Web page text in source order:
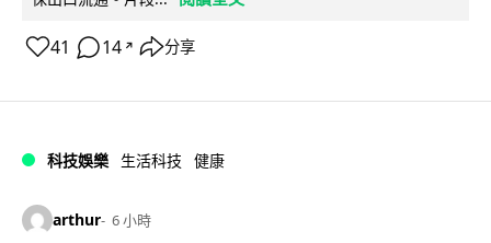
41 14 ↗ 分享
科技娛樂 生活科技 健康
arthur 6 小時